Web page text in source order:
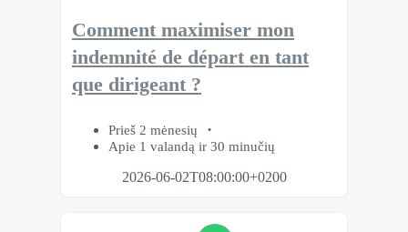
Comment maximiser mon
indemnité de départ en tant
que dirigeant ?
Prieš 2 mėnesių
Apie 1 valandą ir 30 minučių
2026-06-02T08:00:00+0200